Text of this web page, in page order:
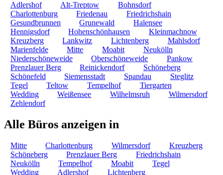
Adlershof Alt-Treptow
Bohnsdorf
Charlottenburg
Friedenau
Friedrichshain
Gesundbrunnen
Grunewald
Halensee
Hennigsdorf
Hohenschönhausen
Kleinmachnow
Kreuzberg
Lankwitz Lichtenberg
Mahlsdorf
Marienfelde
Mitte Moabit
Neukölln
Niederschöneweide
Oberschöneweide
Pankow
Prenzlauer Berg
Reinickendorf
Schöneberg
Schönefeld
Siemensstadt Spandau
Steglitz
Tegel
Teltow Tempelhof
Tiergarten
Wedding
Weißensee Wilhelmsruh
Wilmersdorf
Zehlendorf
Alle Büros anzeigen in
Mitte Charlottenburg Wilmersdorf
Kreuzberg
Schöneberg
Prenzlauer Berg
Friedrichshain
Neukölln
Tempelhof Moabit
Tegel
Wedding
Adlershof Lichtenberg